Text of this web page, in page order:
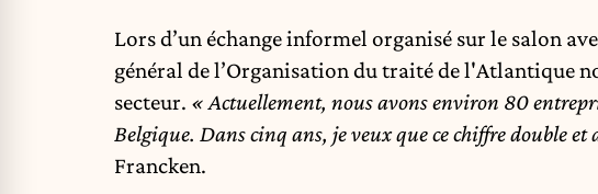
Lors d’un échange informel organisé sur le salon
général de l’Organisation du traité de l'Atlantique
secteur. « Actuellement, nous avons environ 80
Belgique. Dans cinq ans, je veux que ce chiffre double
Francken.